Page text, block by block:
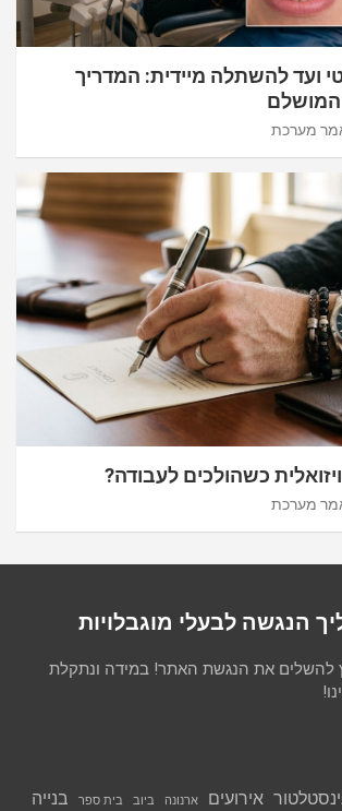
ועד להשתלה מיידית: המדריך
המושלם
מערכת
כשהולכים לעבודה?
מערכת
הנגשה לבעלי מוגבלויות
להשלים את הנגשת האתר! במידה ונתקלת
אירועים ארנונה ביוב בית ספר בנייה